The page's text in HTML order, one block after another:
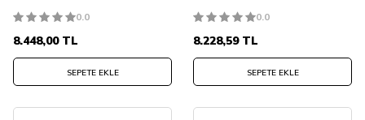
0.0
8.448,00TL
SEPETE EKLE
0.0
8.228,59TL
SEPETE EKLE